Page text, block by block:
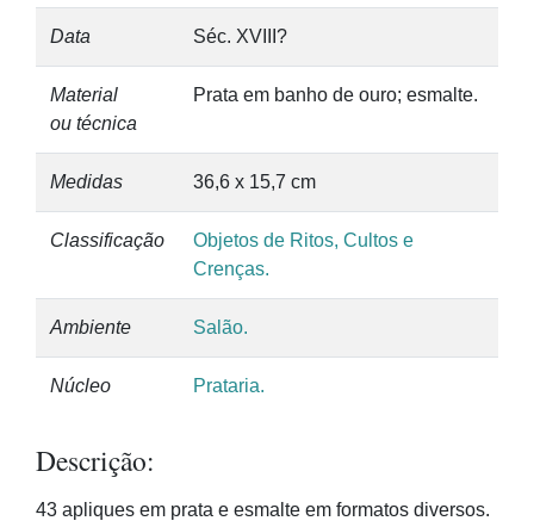
Data Séc. XVIII?
Material
ou técnica
Prata em banho de ouro; esmalte.
Medidas 36,6 x 15,7 cm
Classificação
Objetos de Ritos, Cultos e
Crenças.
Ambiente Salão.
Núcleo Prataria.
Descrição:
43 apliques em prata e esmalte em formatos diversos.